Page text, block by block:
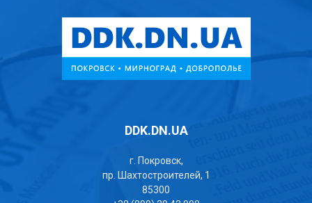
DDK.DN.UA
г. Покровск,
пр. Шахтостроителей, 1
85300